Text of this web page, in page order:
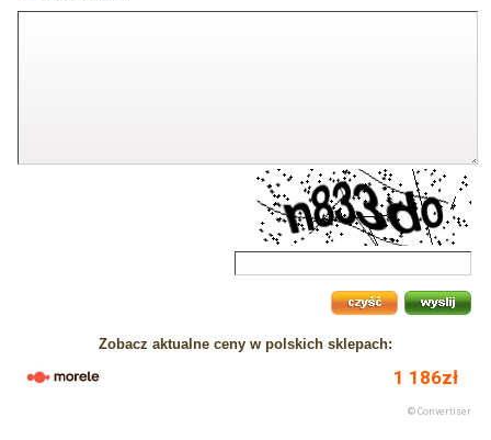
Zobacz aktualne ceny w polskich sklepach: